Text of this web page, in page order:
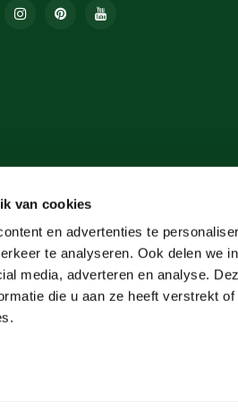
van cookies
en advertenties te
te analyseren. Ook delen we
media, adverteren en analyse.
die u aan ze heeft verstrekt